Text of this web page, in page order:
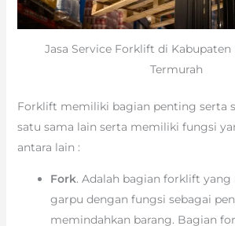
Jasa Service Forklift di Kabupaten
Termurah
Forklift memiliki bagian penting serta
satu sama lain serta memiliki fungsi
antara lain :
Fork. Adalah bagian forklift
garpu dengan fungsi sebagai
memindahkan barang. Bagian